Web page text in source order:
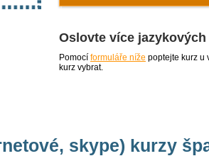
Oslovte více
Pomocí formuláře níže poptejte kurz u
kurz vybrat.
skype) kurzy